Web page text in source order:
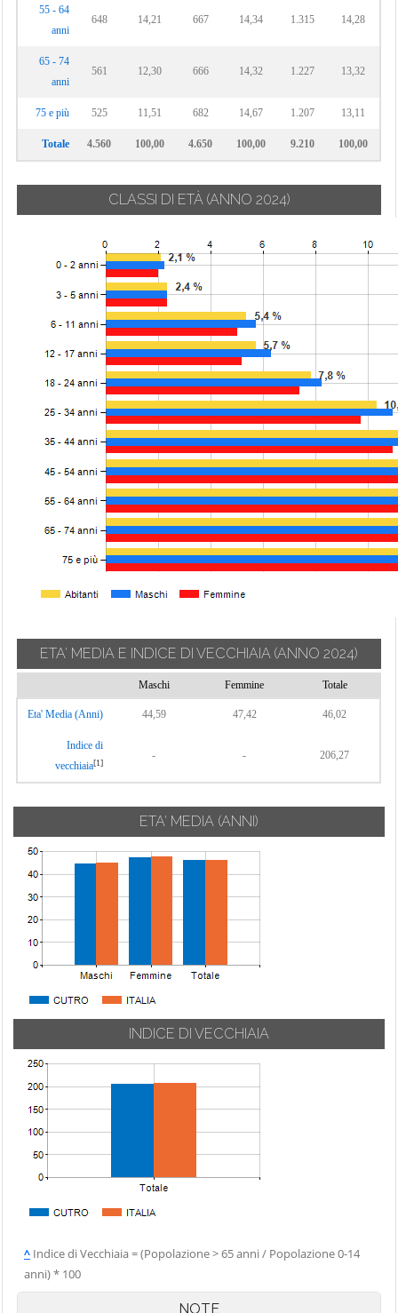
55 - 64
anni
648 14,21 667 14,34 1.315 14,28
65 - 74
anni
561 12,30 666 14,32 1.227 13,32
75 e più 525 11,51 682 14,67 1.207 13,11
Totale 4.560 100,00 4.650 100,00 9.210 100,00
CLASSI DI ETÀ (ANNO 2024)
ETA' MEDIA E INDICE DI VECCHIAIA (ANNO 2024)
Maschi Femmine Totale
Eta' Media (Anni) 44,59 47,42 46,02
Indice di
vecchiaia[1]
- - 206,27
ETA' MEDIA (ANNI)
INDICE DI VECCHIAIA
^ Indice di Vecchiaia = (Popolazione > 65 anni / Popolazione 0-14
anni) * 100
NOTE